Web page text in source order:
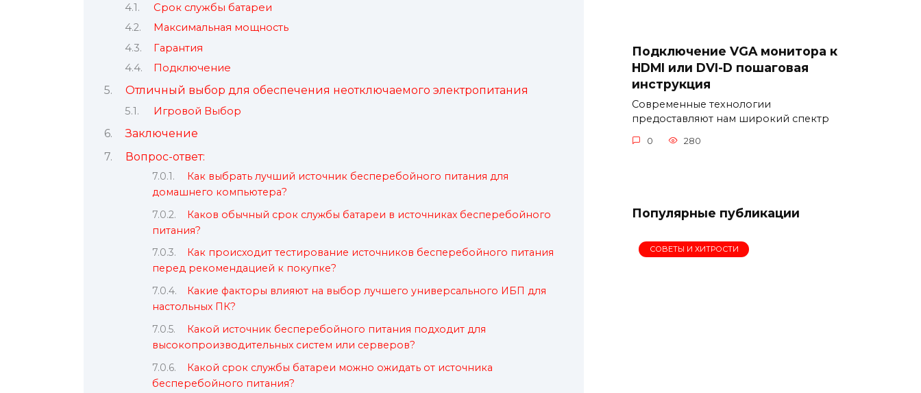
Срок службы батареи
Максимальная мощность
Гарантия
Подключение
Отличный выбор для обеспечения неотключаемого электропитания
Игровой Выбор
Заключение
Вопрос-ответ:
Как выбрать лучший источник бесперебойного питания для
домашнего компьютера?
Каков обычный срок службы батареи в источниках бесперебойного
питания?
Как происходит тестирование источников бесперебойного питания
перед рекомендацией к покупке?
Какие факторы влияют на выбор лучшего универсального ИБП для
настольных ПК?
Какой источник бесперебойного питания подходит для
высокопроизводительных систем или серверов?
Какой срок службы батареи можно ожидать от источника
бесперебойного питания?
Подключение VGA монитора к
HDMI или DVI-D пошаговая
инструкция
Современные технологии
предоставляют нам широкий спектр
0 280
Популярные публикации
СОВЕТЫ И ХИТРОСТИ